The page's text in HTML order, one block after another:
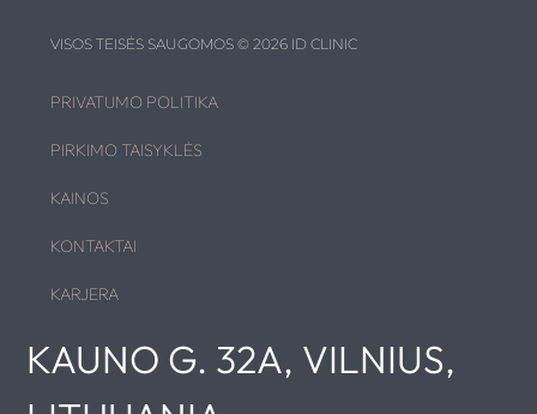
VISOS TEISĖS SAUGOMOS © 2026 ID CLINIC
PRIVATUMO POLITIKA
PIRKIMO TAISYKLĖS
KAINOS
KONTAKTAI
KARJERA
KAUNO G. 32A, VILNIUS,